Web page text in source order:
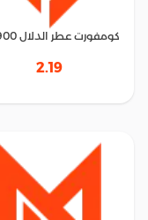
كومفورت عطر الدلال 900 مل
2.19